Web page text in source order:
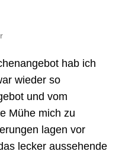
hab ich
wieder so
und vom
Mühe mich zu
lagen vor
lecker aussehende